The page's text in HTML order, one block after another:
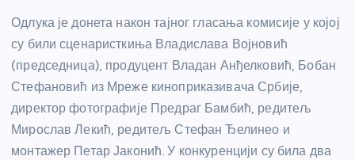
Одлука је донета након тајног гласања комисије у којој
су били сценаристкиња Владислава Војновић
(председница), продуцент Владан Анђелковић, Бобан
Стефановић из Мреже киноприказивача Србије,
директор фотографије Предраг Бамбић, редитељ
Мирослав Лекић, редитељ Стефан Ђелинео и
монтажер Петар Јаконић. У конкуренцији су била два